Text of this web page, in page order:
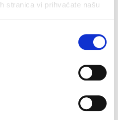
stranica vi prihvaćate našu
na novom futsal i
pobjede uz Marka